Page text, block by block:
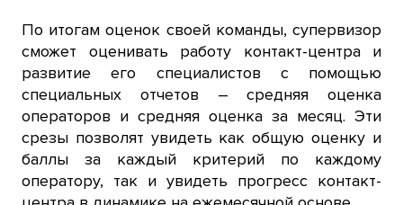
По итогам оценок своей команды, супервизор
сможет оценивать работу контакт-центра и
развитие его специалистов с помощью
специальных отчетов – средняя оценка
операторов и средняя оценка за месяц. Эти
срезы позволят увидеть как общую оценку и
баллы за каждый критерий по каждому
оператору, так и увидеть прогресс контакт-